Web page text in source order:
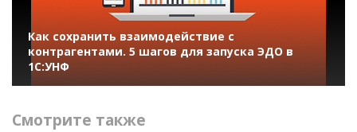
Как сохранить взаимодействие с
контрагентами. 5 шагов для запуска ЭДО в
1С:УНФ
Смотрите также